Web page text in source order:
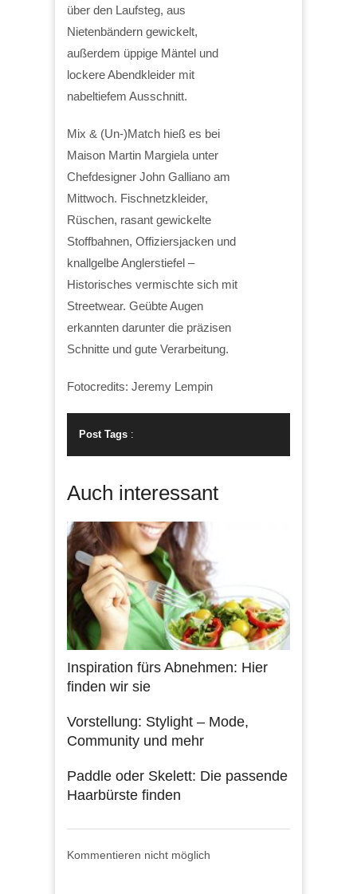
über den Laufsteg, aus
Nietenbändern gewickelt,
außerdem üppige Mäntel und
lockere Abendkleider mit
nabeltiefem Ausschnitt.
Mix & (Un-)Match hieß es bei
Maison Martin Margiela unter
Chefdesigner John Galliano am
Mittwoch. Fischnetzkleider,
Rüschen, rasant gewickelte
Stoffbahnen, Offiziersjacken und
knallgelbe Anglerstiefel –
Historisches vermischte sich mit
Streetwear. Geübte Augen
erkannten darunter die präzisen
Schnitte und gute Verarbeitung.
Fotocredits: Jeremy Lempin
Post Tags :
Auch interessant
Inspiration fürs Abnehmen: Hier
finden wir sie
Vorstellung: Stylight – Mode,
Community und mehr
Paddle oder Skelett: Die passende
Haarbürste finden
Kommentieren nicht möglich